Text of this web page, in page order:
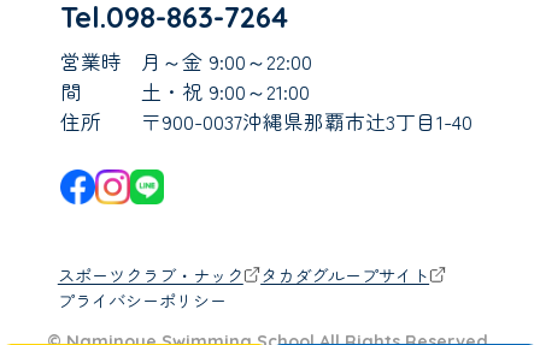
Tel.098-863-7264
営業時
間
月～金 9:00～22:00
土・祝 9:00～21:00
住所
〒900-0037沖縄県那覇市辻3丁目1-40
スポーツクラブ・ナック
タカダグループサイト
プライバシーポリシー